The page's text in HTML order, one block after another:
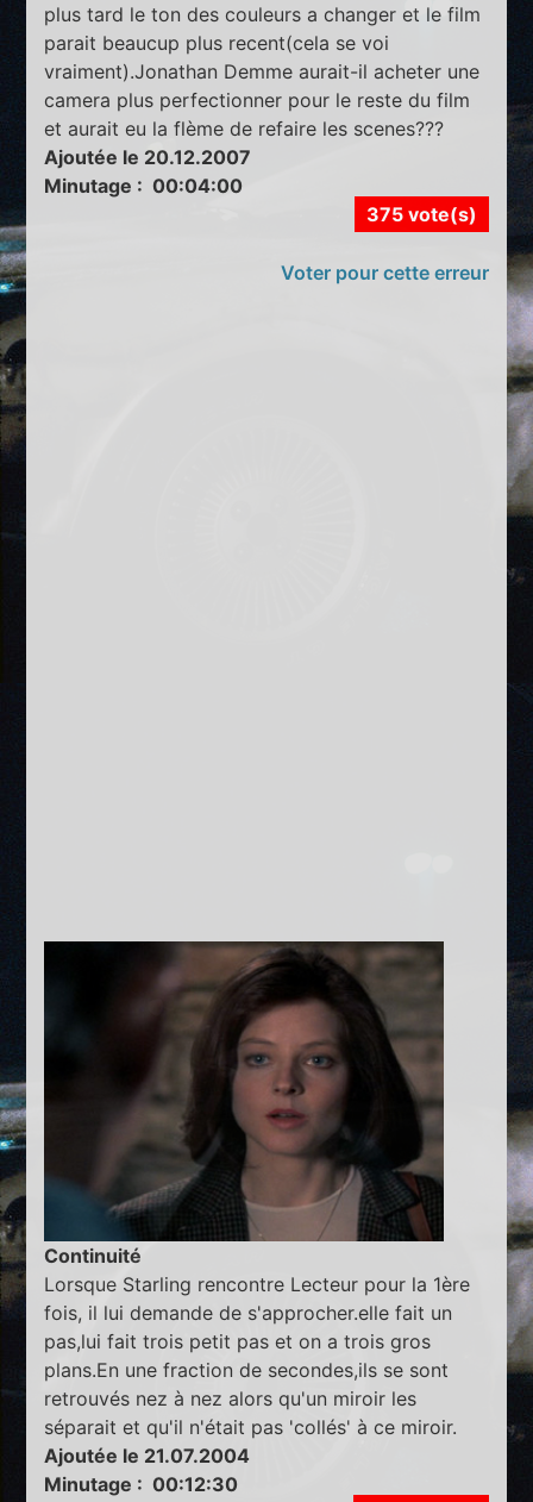
plus tard le ton des couleurs a changer et le film
parait beaucup plus recent(cela se voi
vraiment).Jonathan Demme aurait-il acheter une
camera plus perfectionner pour le reste du film
et aurait eu la flème de refaire les scenes???
Ajoutée le 20.12.2007
Minutage : 00:04:00
375 vote(s)
Voter pour cette erreur
Continuité
Lorsque Starling rencontre Lecteur pour la 1ère
fois, il lui demande de s'approcher.elle fait un
pas,lui fait trois petit pas et on a trois gros
plans.En une fraction de secondes,ils se sont
retrouvés nez à nez alors qu'un miroir les
séparait et qu'il n'était pas 'collés' à ce miroir.
Ajoutée le 21.07.2004
Minutage : 00:12:30